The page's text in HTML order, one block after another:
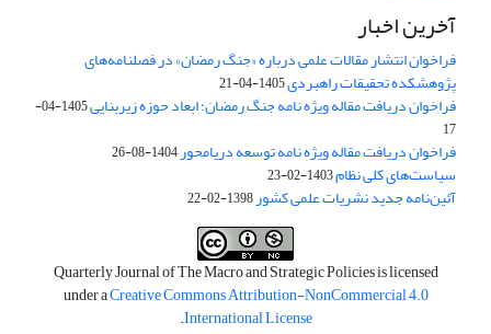
آخرین اخبار
فراخوان انتشار مقالات علمی درباره «جنگ رمضان» در فصلنامه‌های
پژوهشکده تحقیقات راهبردی1405-04-21
فراخوان دریافت مقاله ویژه نامه جنگ رمضان؛ ابعاد حوزه زیربنایی
1405-04-
17
فراخوان دریافت مقاله ویژه نامه توسعه دریامحور1404-08-26
سیاست‌های کلی نظام1403-02-23
آئین‌نامه جدید نشریات علمی کشور1398-02-22
Quarterly Journal of The Macro and Strategic Policies is licensed
under aCreative Commons Attribution-NonCommercial 4.0
International License
.